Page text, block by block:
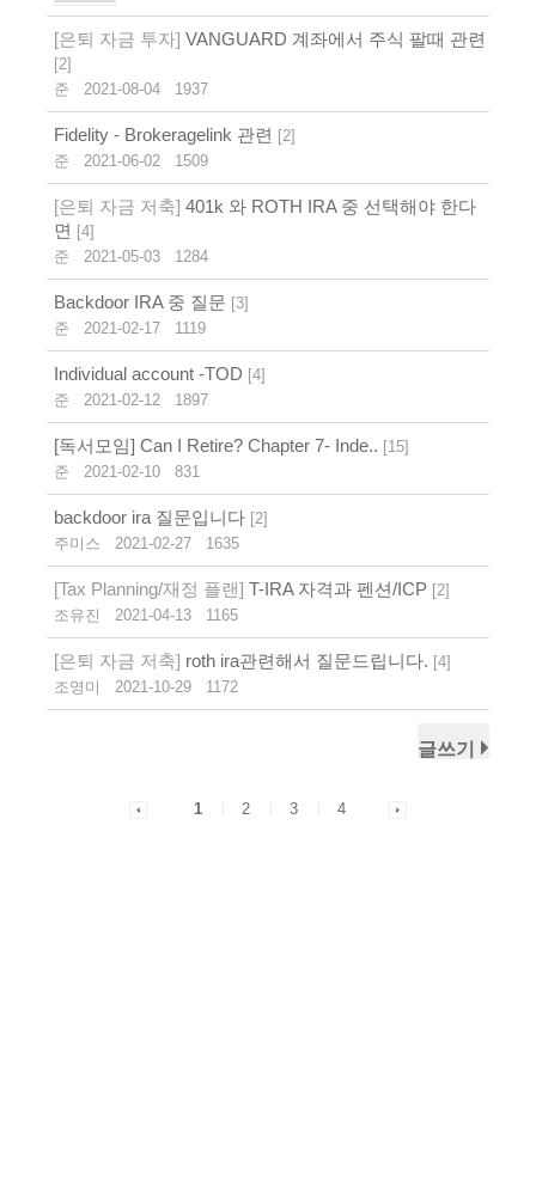
[은퇴 자금 투자] VANGUARD 계좌에서 주식 팔때 관련
[2]
준
2021-08-04 1937
Fidelity - Brokeragelink 관련 [2]
준
2021-06-02 1509
[은퇴 자금 저축] 401k 와 ROTH IRA 중 선택해야 한다
면 [4]
준
2021-05-03 1284
Backdoor IRA 중 질문 [3]
준
2021-02-17 1119
Individual account -TOD [4]
준
2021-02-12 1897
[독서모임] Can I Retire? Chapter 7- Inde.. [15]
준
2021-02-10 831
backdoor ira 질문입니다 [2]
주미스
2021-02-27 1635
[Tax Planning/재정 플랜] T-IRA 자격과 펜션/ICP [2]
조유진
2021-04-13 1165
[은퇴 자금 저축] roth ira관련해서 질문드립니다. [4]
조영미
2021-10-29 1172
글쓰기
1 2 3 4